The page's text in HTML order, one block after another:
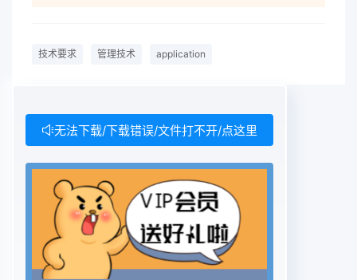
......................................................... 2 3.1.9绑 定 更 新
（ Binding Acknowledgment)
................................................ 2 3.1.11路 由 通 告 （
Router Advertisement)
................................................... 2 3.1.12移 动 锚 点 （
Mobility Anchor Point)
.................................................... 2 3.1.13分 布 式 家 乡
代 理 服 务 器 （ Distributed Home-Proxy)
...................................... 2 3.1.14分 布 式 家 乡 地 址
技术要求 管理技术 application
无法下载/下载错误/文件打不开/点这里